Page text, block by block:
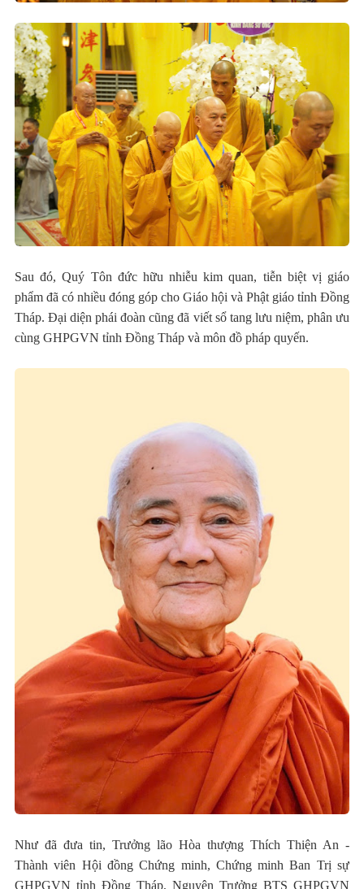
Sau đó, Quý Tôn đức hữu nhiễu kim quan, tiễn biệt vị giáo
phẩm đã có nhiều đóng góp cho Giáo hội và Phật giáo tỉnh Đồng
Tháp. Đại diện phái đoàn cũng đã viết sổ tang lưu niệm, phân ưu
cùng GHPGVN tỉnh Đồng Tháp và môn đồ pháp quyến.
Như đã đưa tin, Trưởng lão Hòa thượng Thích Thiện An -
Thành viên Hội đồng Chứng minh, Chứng minh Ban Trị sự
GHPGVN tỉnh Đồng Tháp, Nguyên Trưởng BTS GHPGVN